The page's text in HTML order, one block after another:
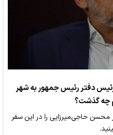
رئیس دفتر رئیس جمهور به شهر
گذشت؟
محسن حاجی‌میرزایی را در این سفر